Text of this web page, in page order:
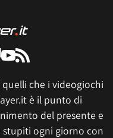
che i videogiochi
è il punto di
del presente e
stupiti ogni giorno con